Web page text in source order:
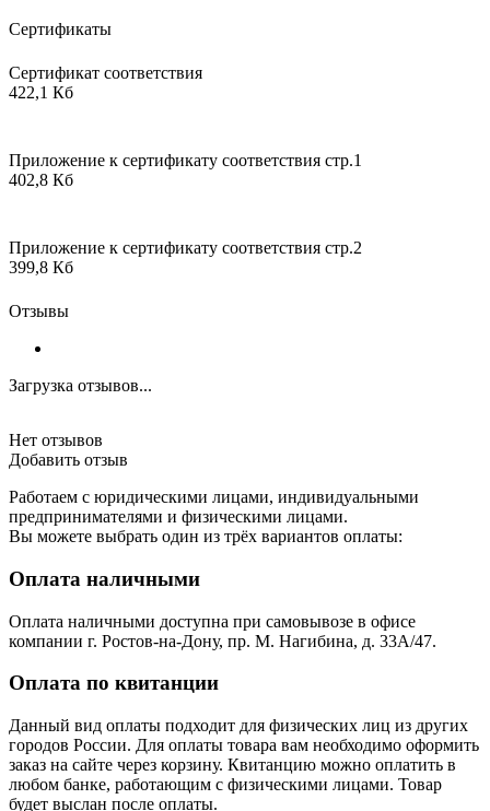
Сертификаты
Сертификат соответствия
422,1 Кб
Приложение к сертификату соответствия стр.1
402,8 Кб
Приложение к сертификату соответствия стр.2
399,8 Кб
Отзывы
Загрузка отзывов...
Нет отзывов
Добавить отзыв
Работаем с юридическими лицами, индивидуальными
предпринимателями и физическими лицами.
Вы можете выбрать один из трёх вариантов оплаты:
Оплата наличными
Оплата наличными доступна при самовывозе в офисе
компании г. Ростов-на-Дону, пр. М. Нагибина, д. 33А/47.
Оплата по квитанции
Данный вид оплаты подходит для физических лиц из других
городов России. Для оплаты товара вам необходимо оформить
заказ на сайте через корзину. Квитанцию можно оплатить в
любом банке, работающим с физическими лицами. Товар
будет выслан после оплаты.